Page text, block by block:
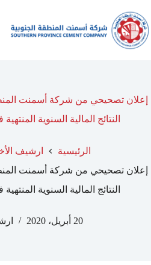
إعلان تصحيحي من شركة أسمنت
النتائج المالية السنوية المنتهية في 31-12-
الرئيسية
ارشيف
إعلان تصحيحي من شركة أسمنت
النتائج المالية السنوية المنتهية في 31-12-
20 أبريل، 2020